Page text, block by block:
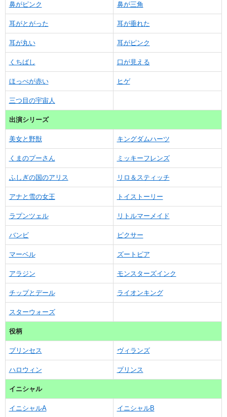
鼻がピンク 鼻が三角
耳がとがった 耳が垂れた
耳が丸い 耳がピンク
くちばし 口が見える
ほっぺが赤い ヒゲ
三つ目の宇宙人
出演シリーズ
美女と野獣 キングダムハーツ
くまのプーさん ミッキーフレンズ
ふしぎの国のアリス リロ＆スティッチ
アナと雪の女王 トイストーリー
ラプンツェル リトルマーメイド
バンビ ピクサー
マーベル ズートピア
アラジン モンスターズインク
チップとデール ライオンキング
スターウォーズ
役柄
プリンセス ヴィランズ
ハロウィン プリンス
イニシャル
イニシャルA イニシャルB